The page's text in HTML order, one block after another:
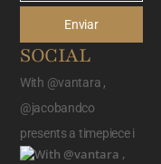
Enviar
SOCIAL
With @vantara ,
@jacobandco
presents a timepiece i